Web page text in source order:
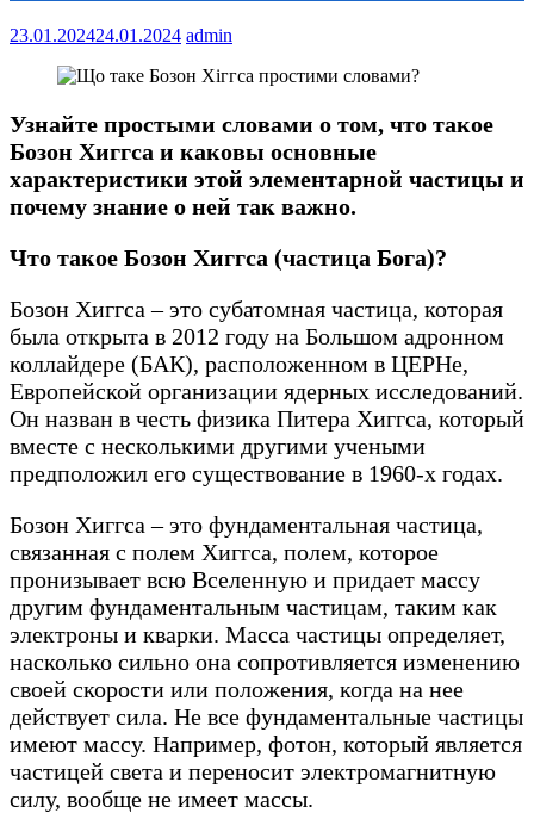
23.01.202424.01.2024 admin
Узнайте простыми словами о том, что такое
Бозон Хиггса и каковы основные
характеристики этой элементарной частицы и
почему знание о ней так важно.
Что такое Бозон Хиггса (частица Бога)?
Бозон Хиггса – это субатомная частица, которая
была открыта в 2012 году на Большом адронном
коллайдере (БАК), расположенном в ЦЕРНе,
Европейской организации ядерных исследований.
Он назван в честь физика Питера Хиггса, который
вместе с несколькими другими учеными
предположил его существование в 1960-х годах.
Бозон Хиггса – это фундаментальная частица,
связанная с полем Хиггса, полем, которое
пронизывает всю Вселенную и придает массу
другим фундаментальным частицам, таким как
электроны и кварки. Масса частицы определяет,
насколько сильно она сопротивляется изменению
своей скорости или положения, когда на нее
действует сила. Не все фундаментальные частицы
имеют массу. Например, фотон, который является
частицей света и переносит электромагнитную
силу, вообще не имеет массы.